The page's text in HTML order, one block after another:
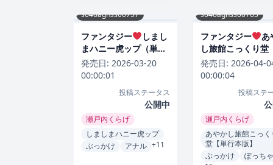
s046agnss00757
ファンタジー
しまし
まハニー虎ップ（単
話）[瀬戸内くらげ]
発売日: 2026-03-20
00:00:01
投稿ステータス
公開中
瀬戸内くらげ
しましまハニー虎ップ
ぶっかけ
アナル +11
s046agnss00765
ファンタジー
あ
し旅館こっくり堂
行本版】[瀬戸内
げ]
発売日: 2026-04-
00:00:04
投稿ステ
瀬戸内くらげ
あやかし旅館こっく
堂【単行本版】
ぶっかけ
ぽっち